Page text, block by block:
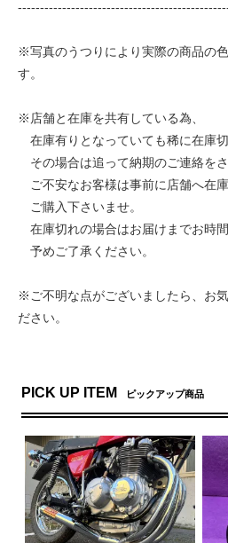
※写真のうつりにより実際の商品の
す。
※店舗と在庫を共有している為、
在庫有りとなっていても稀に在庫切
その場合は追って納期のご連絡をさ
ご不安なお客様は事前に店舗へ在庫
ご購入下さいませ。
在庫切れの場合はお届けまでお時間
予めご了承ください。
※ご不明な点がございましたら、お
ださい。
PICK UP ITEM ピックアップ商品